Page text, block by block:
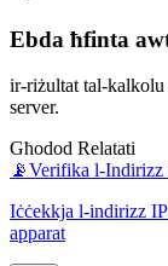
Ebda ħfinta
ir-riżultat tal-
server.
Għodod Relatati
📡Verifika l-Indirizz
Iċċekkja l-indirizz
apparat